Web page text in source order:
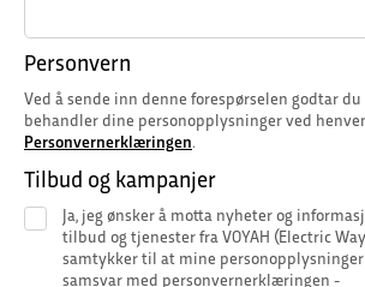
Personvern
Ved å sende inn denne forespørselen godtar du
behandler dine personopplysninger ved
Personvernerklæringen.
Tilbud og kampanjer
Ja, jeg ønsker å motta nyheter og
tilbud og tjenester fra VOYAH (Electric Way
samtykker til at mine
samsvar med personvernerklæringen -